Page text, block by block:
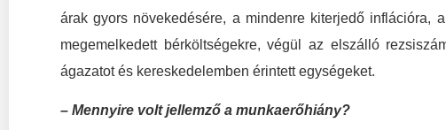
árak gyors növekedésére, a mindenre kiterjedő inflációra,
megemelkedett bérköltségekre, végül az elszálló
ágazatot és kereskedelemben érintett egységeket.
– Mennyire volt jellemző a munkaerőhiány?